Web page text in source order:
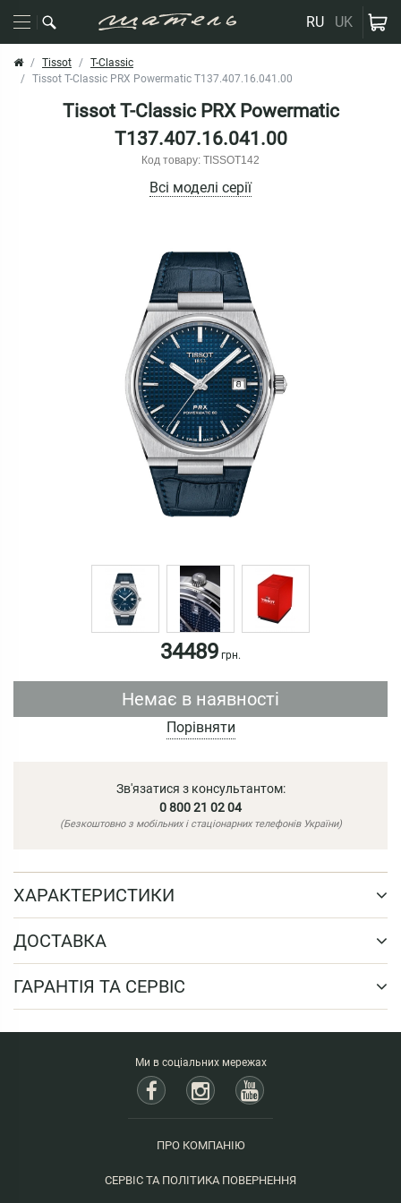
RU UK
Tissot
T-Classic
Tissot T-Classic PRX Powermatic T137.407.16.041.00
Tissot T-Classic PRX Powermatic
T137.407.16.041.00
Код товару: TISSOT142
Всі моделі серії
34489 грн.
Немає в наявності
Порівняти
Зв'язатися з консультантом:
0 800 21 02 04
(Безкоштовно з мобільних і стаціонарних телефонів України)
ХАРАКТЕРИСТИКИ
ДОСТАВКА
ГАРАНТІЯ ТА СЕРВІС
Ми в соціальних мережах
ПРО КОМПАНІЮ
СЕРВІС ТА ПОЛІТИКА ПОВЕРНЕННЯ